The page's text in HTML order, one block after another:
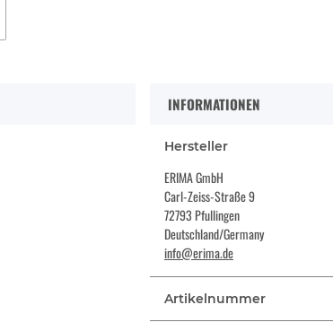
INFORMATIONEN
Hersteller
ERIMA GmbH
Carl-Zeiss-Straße 9
72793 Pfullingen
Deutschland/Germany
info@erima.de
Artikelnummer